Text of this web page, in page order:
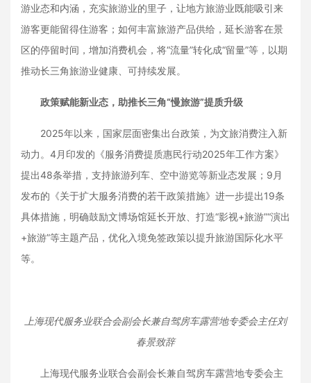
游业态和内涵，充实旅游业的里子，让地方旅游业既能吸引来
游客更能留得住游客；如何丰富旅游产品供给，延长游客在景
区的停留时间，增加消费机会，将“流量”转化成“留量”等，以期
推动长三角旅游业健康、可持续发展。
政策赋能新业态，助推长三角“慢旅游”提质升级
2025年以来，国家层面密集出台政策，为文旅消费注入新
动力。4月印发的《服务消费提质惠民行动2025年工作方案》
提出48条举措，支持旅游列车、空中游览等新业态发展；9月
发布的《关于扩大服务消费的若干政策措施》进一步提出19条
具体措施，明确鼓励文博场馆延长开放、打造“影视+旅游”“演出
+旅游”等主题产品，优化入境免签政策以提升旅游国际化水平
等。
上海现代服务业联合会副会长兼自驾房车露营地专委会主任刘
春景致辞
上海现代服务业联合会副会长兼自驾房车露营地专委会主